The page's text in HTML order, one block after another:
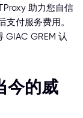
助力您自信
付服务费用。
GIAC GREM 认
今的威